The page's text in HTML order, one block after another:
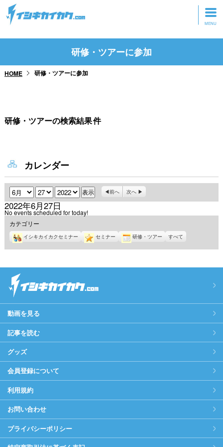
トップページ
研修・ツアーに参加
研修・ツアーに参加
HOME 研修・ツアーに参加
研修・ツアーの検索結果件
カレンダー
月 日 年 前へ 次へ
2022年6月27日
No events scheduled for today!
カテゴリー
イシキカイカクセミナー セミナー 研修・ツアー すべて
動画を見る
記事を読む
グッズ
会員登録について
利用規約
お問い合わせ
プライバシーポリシー